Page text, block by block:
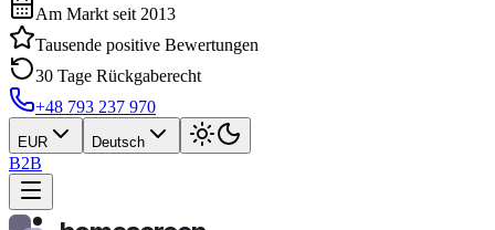
Am Markt seit 2013
Tausende positive Bewertungen
30 Tage Rückgaberecht
+48 793 237 970
EUR Deutsch
B2B